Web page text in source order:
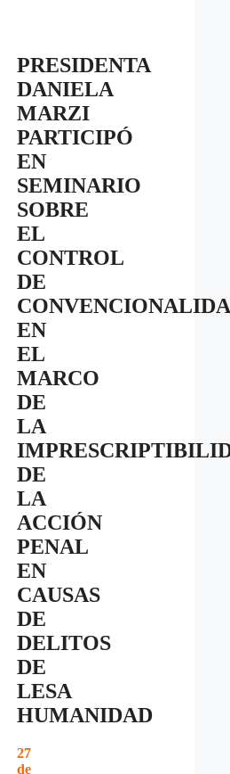
PRESIDENTA
DANIELA
MARZI
PARTICIPÓ
EN
SEMINARIO
SOBRE
EL
CONTROL
DE
EN
EL
MARCO
DE
LA
DE
LA
ACCIÓN
PENAL
EN
CAUSAS
DE
DELITOS
DE
LESA
HUMANIDAD
27
de